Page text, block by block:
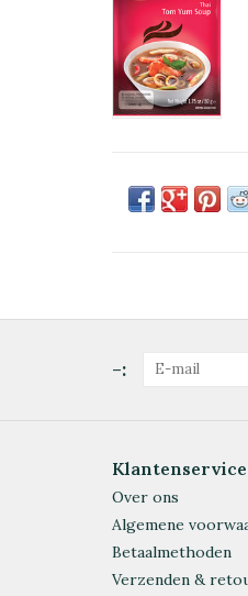
-:
Klantenservice
Over ons
Algemene
Betaalmethoden
Verzenden &